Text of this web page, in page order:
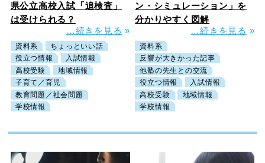
県公立高校入試「追検査」
は受けられる？
…続きを見る »
資料系
ちょっといい話
役立つ情報
入試情報
高校受験
地域情報
子育て／育児
教育問題／社会問題
学校情報
ン・シミュレーション」を
分かりやすく図解
…続きを見る »
資料系
反響が大きかった記事
他塾の先生との交流
役立つ情報
入試情報
高校受験
地域情報
学校情報